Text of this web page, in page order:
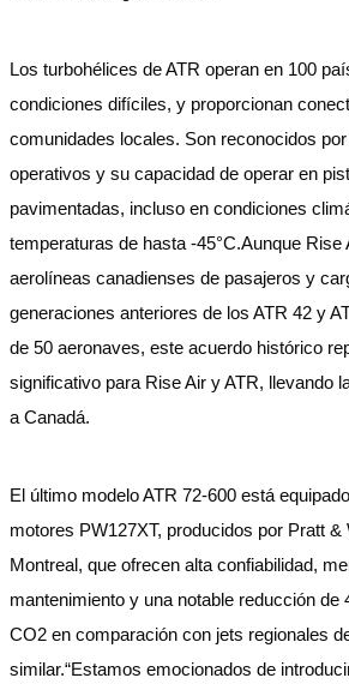
Los turbohélices de ATR operan en 100
condiciones difíciles, y proporcionan
comunidades locales. Son reconocidos
operativos y su capacidad de operar en
pavimentadas, incluso en condiciones
temperaturas de hasta -45°C.Aunque Rise
aerolíneas canadienses de pasajeros y
generaciones anteriores de los ATR 42 y
de 50 aeronaves, este acuerdo histórico
significativo para Rise Air y ATR, llevando
a Canadá.
El último modelo ATR 72-600 está
motores PW127XT, producidos por Pratt &
Montreal, que ofrecen alta confiabilidad,
mantenimiento y una notable reducción de
CO2 en comparación con jets regionales
similar.“Estamos emocionados de